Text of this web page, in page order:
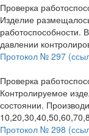
Проверка
Изделие
давлении
Протокол № 297
Проверка
Контролируемое
состоянии.
Протокол № 298